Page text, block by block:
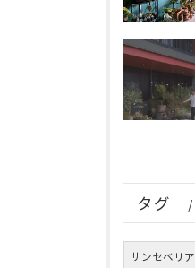
タグ
サンセベリア